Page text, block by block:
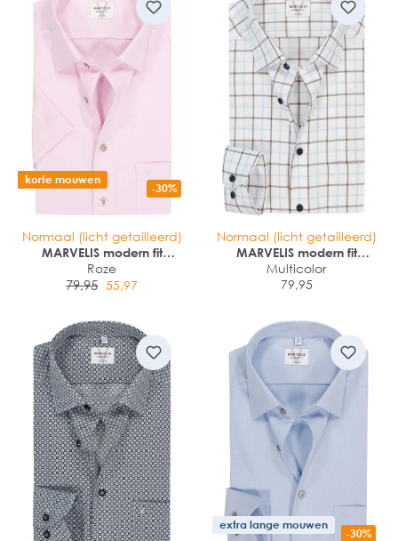
korte mouwen
-30%
Normaal (licht getailleerd)
MARVELIS modern fit
overhemd
Roze
79,95 55,97
Normaal (licht getailleerd)
MARVELIS modern fit
overhemd
Multicolor
79,95
extra lange mouwen
-30%